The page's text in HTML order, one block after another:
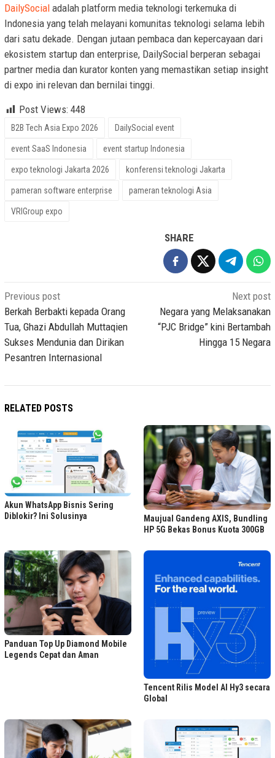
DailySocial adalah platform media teknologi terkemuka di
Indonesia yang telah melayani komunitas teknologi selama lebih
dari satu dekade. Dengan jutaan pembaca dan kepercayaan dari
ekosistem startup dan enterprise, DailySocial berperan sebagai
partner media dan kurator konten yang memastikan setiap insight
di expo ini relevan dan bernilai tinggi.
Post Views: 448
B2B Tech Asia Expo 2026 DailySocial event
event SaaS Indonesia event startup Indonesia
expo teknologi Jakarta 2026 konferensi teknologi Jakarta
pameran software enterprise pameran teknologi Asia
VRIGroup expo
SHARE
Post
navigation
Previous post
Berkah Berbakti kepada Orang
Tua, Ghazi Abdullah Muttaqien
Sukses Mendunia dan Dirikan
Pesantren Internasional
Next post
Negara yang Melaksanakan
“PJC Bridge” kini Bertambah
Hingga 15 Negara
RELATED POSTS
Akun WhatsApp Bisnis Sering
Diblokir? Ini Solusinya
Maujual Gandeng AXIS, Bundling
HP 5G Bekas Bonus Kuota 300GB
Panduan Top Up Diamond Mobile
Legends Cepat dan Aman
Tencent Rilis Model AI Hy3 secara
Global